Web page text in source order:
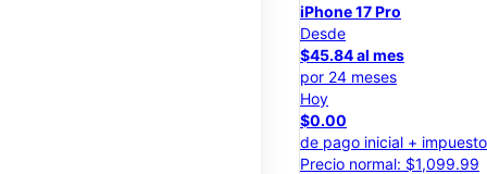
iPhone 17 Pro
Desde
$45.84 al mes
por 24 meses
Hoy
$0.00
de pago inicial +
Precio normal: $1,099.99